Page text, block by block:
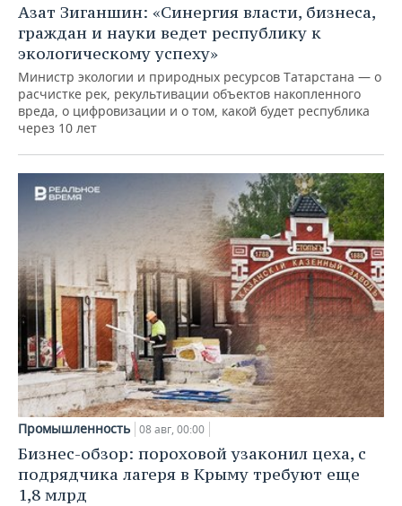
Азат Зиганшин: «Синергия власти, бизнеса,
граждан и науки ведет республику к
экологическому успеху»
Министр экологии и природных ресурсов Татарстана — о
расчистке рек, рекультивации объектов накопленного
вреда, о цифровизации и о том, какой будет республика
через 10 лет
Промышленность 08 авг, 00:00
Бизнес-обзор: пороховой узаконил цеха, с
подрядчика лагеря в Крыму требуют еще
1,8 млрд